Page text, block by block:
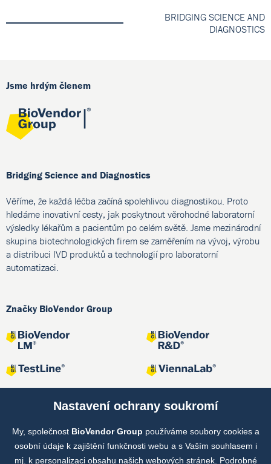
BRIDGING SCIENCE AND
DIAGNOSTICS
Jsme hrdým členem
Bridging Science and Diagnostics
Věříme, že každá léčba začíná spolehlivou diagnostikou. Proto
hledáme inovativní cesty, jak poskytnout věrohodné laboratorní
výsledky lékařům a pacientům po celém světě. Jsme mezinárodní
skupina biotechnologických firem se zaměřením na vývoj, výrobu
a distribuci IVD produktů a technologií pro laboratorní
automatizaci.
Značky BioVendor Group
Společné projekty
Nastavení ochrany soukromí
My, společnost BioVendor Group používáme soubory cookies a
osobní údaje k zajištění funkčnosti webu a s Vaším souhlasem i
mj. k personalizaci obsahu našich webových stránek. Podrobné